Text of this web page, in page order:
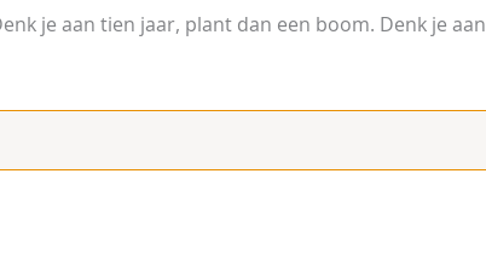
je aan tien jaar, plant dan een boom. Denk je aan